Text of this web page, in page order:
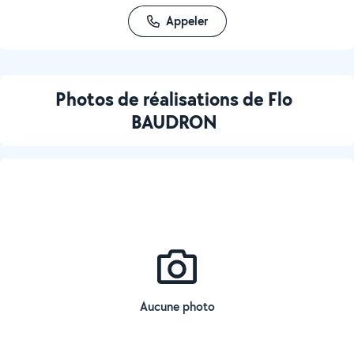
Appeler
Photos de réalisations de Flo
BAUDRON
Aucune photo